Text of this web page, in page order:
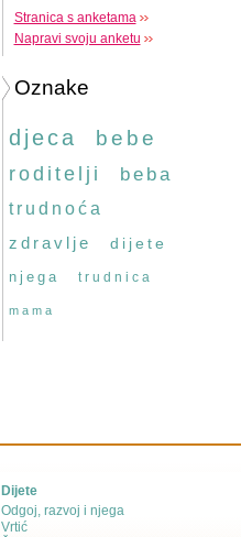
Stranica s anketama
Napravi svoju anketu
Oznake
djeca bebe
roditelji beba
trudnoća
zdravlje
dijete
njega trudnica
mama
Dijete
Odgoj, razvoj i njega
Vrtić